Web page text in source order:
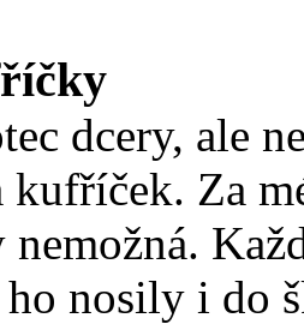
dcery, ale
kufříček. Za
nemožná.
nosily i do